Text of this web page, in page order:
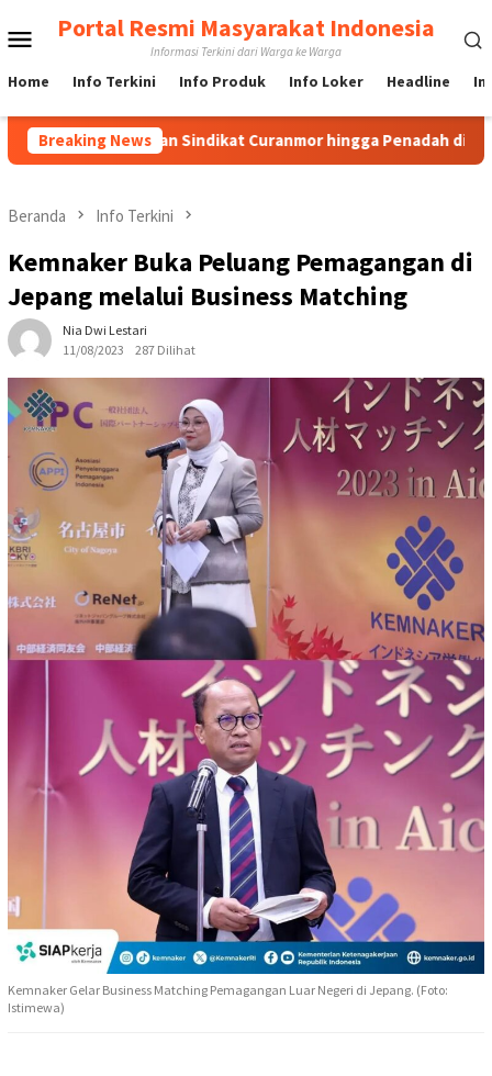
ke
Menu
Mobile
Portal Resmi Masyarakat Indonesia
Informasi Terkini dari Warga ke Warga
Home Info Terkini Info Produk Info Loker Headline
Breaking News
Jaringan Sindikat Curanmor hingga Penadah di Banyuwangi
Beranda Info Terkini
Kemnaker Buka Peluang Pemagangan di
Jepang melalui Business Matching
Nia Dwi Lestari
11/08/2023
287 Dilihat
Kemnaker Gelar Business Matching Pemagangan Luar Negeri di Jepang. (Foto:
Istimewa)